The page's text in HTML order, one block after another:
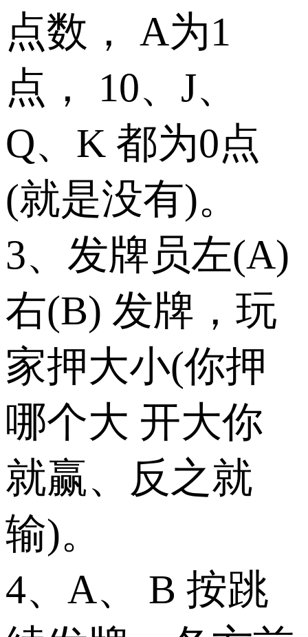
点数， A为1
点， 10、J、
Q、K 都为0点
(就是没有)。
3、发牌员左(A)
右(B) 发牌，玩
家押大小(你押
哪个大 开大你
就赢、反之就
输)。
4、A、 B 按跳